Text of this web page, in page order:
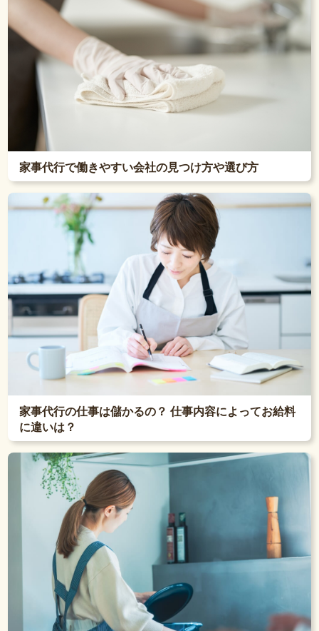
家事代行で働きやすい会社の見つけ方や選び方
家事代行の仕事は儲かるの？ 仕事内容によってお給料
に違いは？